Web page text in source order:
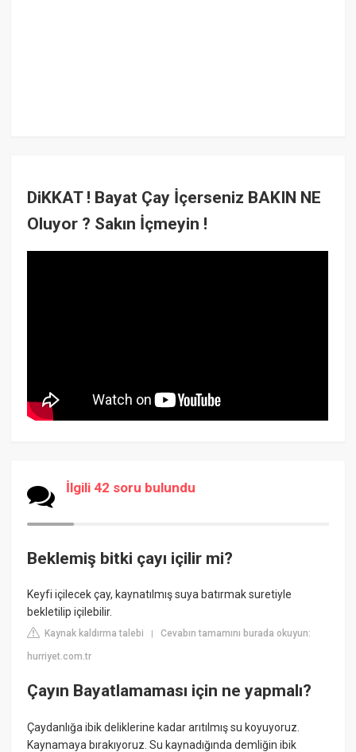
DiKKAT ! Bayat Çay İçerseniz BAKIN NE
Oluyor ? Sakın İçmeyin !
İlgili 42 soru bulundu
Beklemiş bitki çayı içilir mi?
Keyfi içilecek çay, kaynatılmış suya batırmak suretiyle
bekletilip içilebilir.
Kaynak kaldırma talebi |Cevabın tamamını burada okuyun:
hurriyet.com.tr
Çayın Bayatlamaması için ne yapmalı?
Çaydanlığa ibik deliklerine kadar arıtılmış su koyuyoruz.
Kaynamaya bırakıyoruz. Su kaynadığında demliğin ibik